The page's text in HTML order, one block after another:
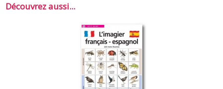
Découvrez aussi...